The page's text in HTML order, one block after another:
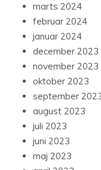
marts 2024
februar 2024
januar 2024
december 2023
november 2023
oktober 2023
september
august 2023
juli 2023
juni 2023
maj 2023